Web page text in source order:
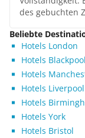
des gebuchten
Beliebte
Hotels London
Hotels Blackpool
Hotels
Hotels Liverpool
Hotels
Hotels York
Hotels Bristol